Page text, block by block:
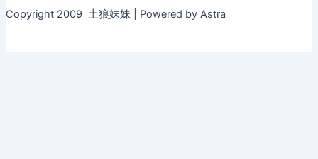
Copyright 2009 土狼妹妹 | Powered by Astra